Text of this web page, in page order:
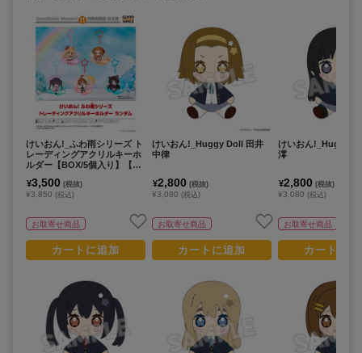
けいおん!_ふわ雨シリーズ ト
レーディングアクリルキーホ
ルダー【BOX/5個入り】【コ
¥3,500 (税抜)
¥3,850 (税込)
お取寄せ商品
カートに追加
けいおん!_Huggy Doll 田井
中律
¥2,800 (税抜)
¥3,080 (税込)
お取寄せ商品
カートに追加
けいおん!_Huggy
澪
¥2,800 (税抜)
¥3,080 (税込)
お取寄せ商品
カートに